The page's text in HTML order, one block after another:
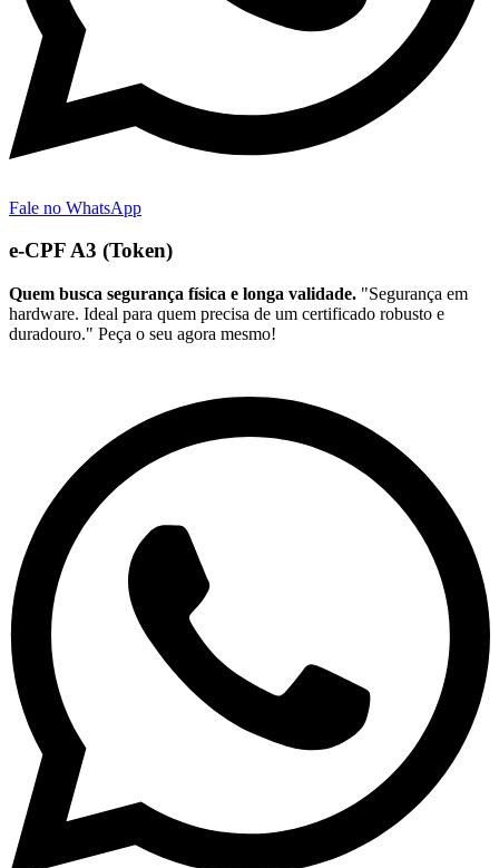
Fale no WhatsApp
e-CPF A3 (Token)
Quem busca segurança física e longa validade. "Segurança em
hardware. Ideal para quem precisa de um certificado robusto e
duradouro." Peça o seu agora mesmo!